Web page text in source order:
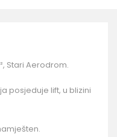
Stari Aerodrom.
posjeduje lift, u blizini